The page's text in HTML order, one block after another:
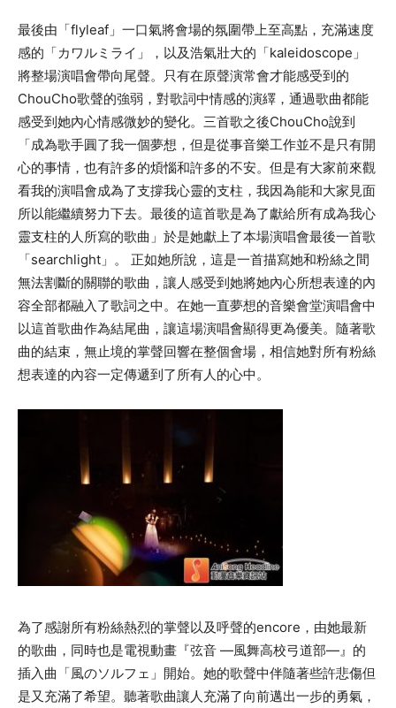
最後由「flyleaf」一口氣將會場的氛圍帶上至高點，充滿速度
感的「カワルミライ」，以及浩氣壯大的「kaleidoscope」
將整場演唱會帶向尾聲。只有在原聲演常會才能感受到的
ChouCho歌聲的強弱，對歌詞中情感的演繹，通過歌曲都能
感受到她內心情感微妙的變化。三首歌之後ChouCho說到
「成為歌手圓了我一個夢想，但是從事音樂工作並不是只有開
心的事情，也有許多的煩惱和許多的不安。但是有大家前來觀
看我的演唱會成為了支撐我心靈的支柱，我因為能和大家見面
所以能繼續努力下去。最後的這首歌是為了獻給所有成為我心
靈支柱的人所寫的歌曲」於是她獻上了本場演唱會最後一首歌
「searchlight」。 正如她所說，這是一首描寫她和粉絲之間
無法割斷的關聯的歌曲，讓人感受到她將她內心所想表達的內
容全部都融入了歌詞之中。在她一直夢想的音樂會堂演唱會中
以這首歌曲作為結尾曲，讓這場演唱會顯得更為優美。隨著歌
曲的結束，無止境的掌聲回響在整個會場，相信她對所有粉絲
想表達的內容一定傳遞到了所有人的心中。
為了感謝所有粉絲熱烈的掌聲以及呼聲的encore，由她最新
的歌曲，同時也是電視動畫『弦音 ―風舞高校弓道部―』的
插入曲「風のソルフェ」開始。她的歌聲中伴隨著些許悲傷但
是又充滿了希望。聽著歌曲讓人充滿了向前邁出一步的勇氣，